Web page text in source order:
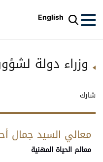
English
وزراء دولة
شارك
معالي السيد جمال
معالم الحياة المهنية